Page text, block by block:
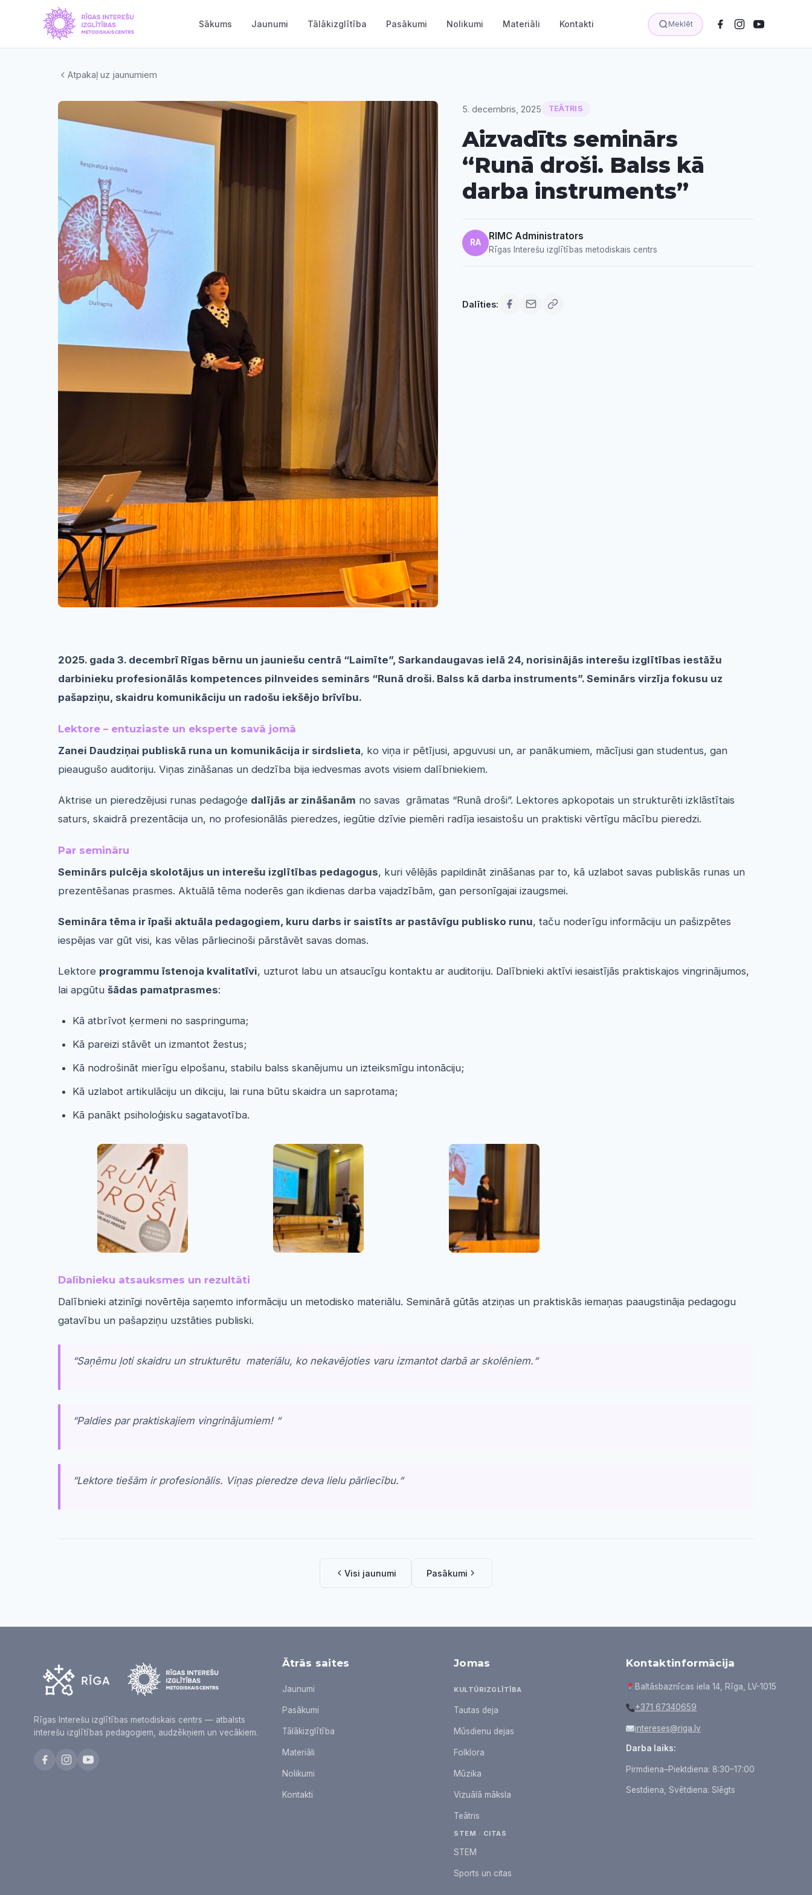
Sākums Jaunumi Tālākizglītība Pasākumi Nolikumi Materiāli Kontakti Meklēt
Atpakaļ uz jaunumiem
5. decembris, 2025 TEĀTRIS
Aizvadīts seminārs
“Runā droši. Balss kā
darba instruments”
RA
RIMC Administrators
Rīgas Interešu izglītības metodiskais centrs
Dalīties:
2025. gada 3. decembrī Rīgas bērnu un jauniešu centrā “Laimīte”, Sarkandaugavas ielā 24, norisinājās interešu izglītības iestāžu
darbinieku profesionālās kompetences pilnveides seminārs “Runā droši. Balss kā darba instruments”. Seminārs virzīja fokusu uz
pašapziņu, skaidru komunikāciju un radošu iekšējo brīvību.
Lektore – entuziaste un eksperte savā jomā
Zanei Daudziņai publiskā runa un komunikācija ir sirdslieta, ko viņa ir pētījusi, apguvusi un, ar panākumiem, mācījusi gan studentus, gan
pieaugušo auditoriju. Viņas zināšanas un dedzība bija iedvesmas avots visiem dalībniekiem.
Aktrise un pieredzējusi runas pedagoģe dalījās ar zināšanām no savas grāmatas “Runā droši”. Lektores apkopotais un strukturēti izklāstītais
saturs, skaidrā prezentācija un, no profesionālās pieredzes, iegūtie dzīvie piemēri radīja iesaistošu un praktiski vērtīgu mācību pieredzi.
Par semināru
Seminārs pulcēja skolotājus un interešu izglītības pedagogus, kuri vēlējās papildināt zināšanas par to, kā uzlabot savas publiskās runas un
prezentēšanas prasmes. Aktuālā tēma noderēs gan ikdienas darba vajadzībām, gan personīgajai izaugsmei.
Semināra tēma ir īpaši aktuāla pedagogiem, kuru darbs ir saistīts ar pastāvīgu publisko runu, taču noderīgu informāciju un pašizpētes
iespējas var gūt visi, kas vēlas pārliecinoši pārstāvēt savas domas.
Lektore programmu īstenoja kvalitatīvi, uzturot labu un atsaucīgu kontaktu ar auditoriju. Dalībnieki aktīvi iesaistījās praktiskajos vingrinājumos,
lai apgūtu šādas pamatprasmes:
Kā atbrīvot ķermeni no saspringuma;
Kā pareizi stāvēt un izmantot žestus;
Kā nodrošināt mierīgu elpošanu, stabilu balss skanējumu un izteiksmīgu intonāciju;
Kā uzlabot artikulāciju un dikciju, lai runa būtu skaidra un saprotama;
Kā panākt psiholoģisku sagatavotība.
Dalībnieku atsauksmes un rezultāti
Dalībnieki atzinīgi novērtēja saņemto informāciju un metodisko materiālu. Seminārā gūtās atziņas un praktiskās iemaņas paaugstināja pedagogu
gatavību un pašapziņu uzstāties publiski.
“Saņēmu ļoti skaidru un strukturētu materiālu, ko nekavējoties varu izmantot darbā ar skolēniem. “
“Paldies par praktiskajiem vingrinājumiem! “
“Lektore tiešām ir profesionālis. Viņas pieredze deva lielu pārliecību. “
Visi jaunumi Pasākumi
Rīgas Interešu izglītības metodiskais centrs — atbalsts
interešu izglītības pedagogiem, audzēkņiem un vecākiem.
Ātrās saites
Jaunumi
Pasākumi
Tālākizglītība
Materiāli
Nolikumi
Kontakti
Jomas
KULTŪRIZGLĪTĪBA
Tautas deja
Mūsdienu dejas
Folklora
Mūzika
Vizuālā māksla
Teātris
STEM · CITAS
STEM
Sports un citas
Kontaktinformācija
Baltāsbaznīcas iela 14, Rīga, LV-1015
+371 67340659
intereses@riga.lv
Darba laiks:
Pirmdiena–Piektdiena: 8:30–17:00
Sestdiena, Svētdiena: Slēgts